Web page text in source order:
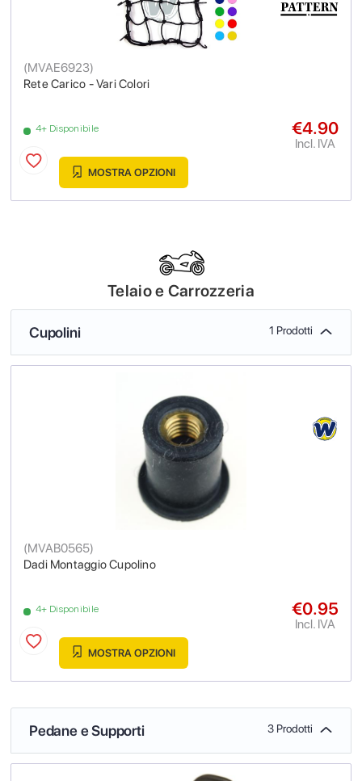
Rete Carico - Vari Colori
(MVAE6923)
4+ Disponibile €4.90
Incl. IVA
MOSTRA OPZIONI
Telaio e Carrozzeria
Cupolini 1 Prodotti
Dadi Montaggio Cupolino
(MVAB0565)
4+ Disponibile €0.95
Incl. IVA
MOSTRA OPZIONI
Pedane e Supporti 3 Prodotti